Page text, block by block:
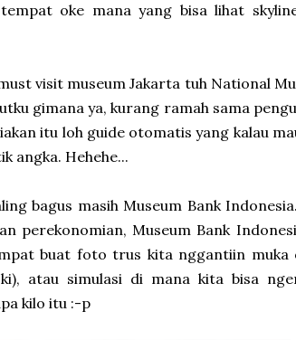
oke mana yang bisa lihat
visit museum Jakarta tuh National
gimana ya, kurang ramah sama
itu loh guide otomatis yang kalau
angka. Hehehe...
bagus masih Museum Bank
perekonomian, Museum Bank
buat foto trus kita nggantiin muka
atau simulasi di mana kita bisa
kilo itu :-p